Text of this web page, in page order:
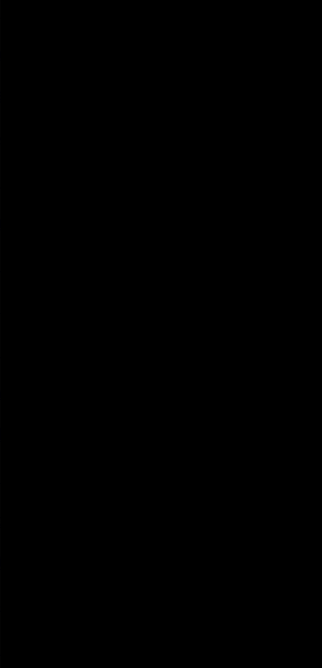
Infusion
& Zubehör
Kompression
& Wärmetherapie
& Kompression
Tests & Geräte